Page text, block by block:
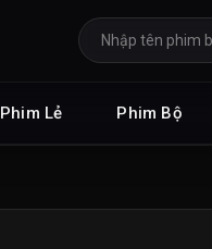
Phim Lẻ Phim Bộ